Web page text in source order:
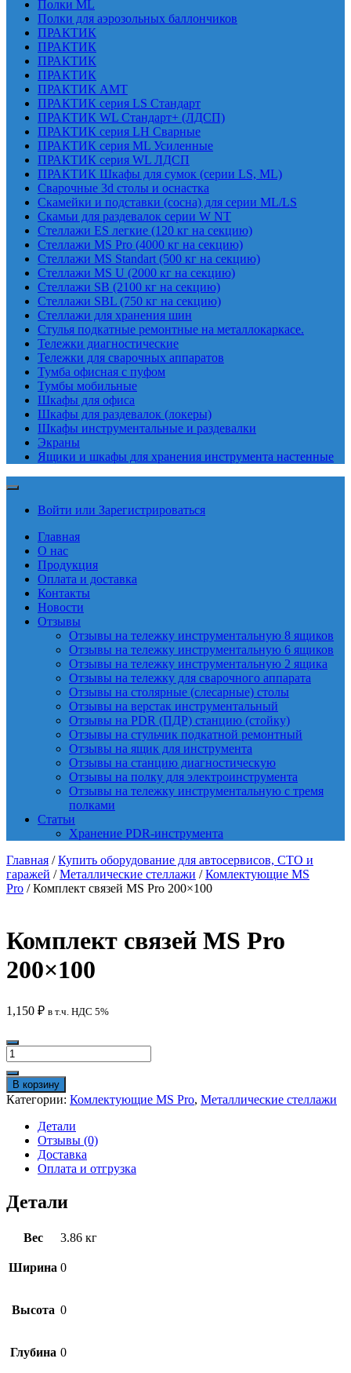
Полки ML
Полки для аэрозольных баллончиков
ПРАКТИК
ПРАКТИК
ПРАКТИК
ПРАКТИК
ПРАКТИК AMT
ПРАКТИК cерия LS Стандарт
ПРАКТИК WL Стандарт+ (ЛДСП)
ПРАКТИК серия LH Сварные
ПРАКТИК серия ML Усиленные
ПРАКТИК серия WL ЛДСП
ПРАКТИК Шкафы для сумок (серии LS, ML)
Сварочные 3d столы и оснастка
Скамейки и подставки (сосна) для серии ML/LS
Скамьи для раздевалок серии W NT
Стеллажи ES легкие (120 кг на секцию)
Стеллажи MS Pro (4000 кг на секцию)
Стеллажи MS Standart (500 кг на секцию)
Стеллажи MS U (2000 кг на секцию)
Стеллажи SB (2100 кг на секцию)
Стеллажи SBL (750 кг на секцию)
Стеллажи для хранения шин
Стулья подкатные ремонтные на металлокаркасе.
Тележки диагностические
Тележки для сварочных аппаратов
Тумба офисная с пуфом
Тумбы мобильные
Шкафы для офиса
Шкафы для раздевалок (локеры)
Шкафы инструментальные и раздевалки
Экраны
Ящики и шкафы для хранения инструмента настенные
Войти или Зарегистрироваться
Главная
О нас
Продукция
Оплата и доставка
Контакты
Новости
Отзывы
Отзывы на тележку инструментальную 8 ящиков
Отзывы на тележку инструментальную 6 ящиков
Отзывы на тележку инструментальную 2 ящика
Отзывы на тележку для сварочного аппарата
Отзывы на столярные (слесарные) столы
Отзывы на верстак инструментальный
Отзывы на PDR (ПДР) станцию (стойку)
Отзывы на стульчик подкатной ремонтный
Отзывы на ящик для инструмента
Отзывы на станцию диагностическую
Отзывы на полку для электроинструмента
Отзывы на тележку инструментальную с тремя
полками
Статьи
Хранение PDR-инструмента
Главная /Купить оборудование для автосервисов, СТО и
гаражей /Металлические стеллажи /Комлектующие MS
Pro / Комплект связей MS Pro 200×100
Комплект связей MS Pro
200×100
1,150 ₽ в т.ч. НДС 5%
Количество
товара
Комплект
связей
MS
200x100
В корзину
Категории: Комлектующие MS Pro, Металлические стеллажи
Детали
Отзывы (0)
Доставка
Оплата и отгрузка
Детали
Вес 3.86 кг
Ширина 0
Высота 0
Глубина 0